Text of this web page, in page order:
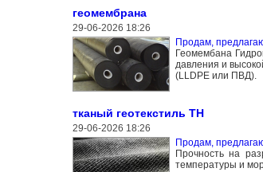
геомембрана
29-06-2026 18:26
Продам,
Геомембана
давления и
(LLDPE или ПВД).
тканый геотекстиль ТН
29-06-2026 18:26
Продам,
Прочность на
температуры и